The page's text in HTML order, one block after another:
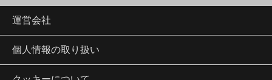
運営会社
個人情報の取り扱い